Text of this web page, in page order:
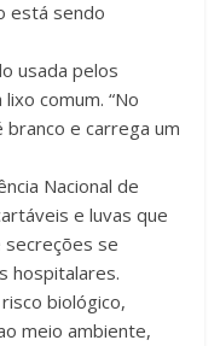
está sendo
usada pelos
comum. “No
e carrega um
Nacional de
e luvas que
secreções se
hospitalares.
biológico,
meio ambiente,